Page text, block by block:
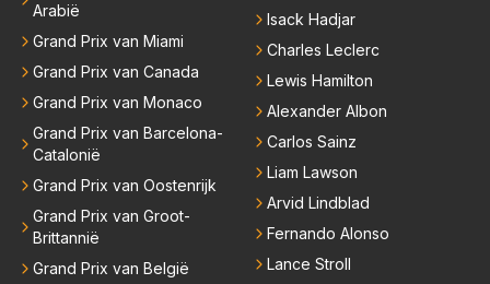
Arabië
Grand Prix van Miami
Grand Prix van Canada
Grand Prix van Monaco
Grand Prix van Barcelona-
Catalonië
Grand Prix van Oostenrijk
Grand Prix van Groot-
Brittannië
Grand Prix van België
Isack Hadjar
Charles Leclerc
Lewis Hamilton
Alexander Albon
Carlos Sainz
Liam Lawson
Arvid Lindblad
Fernando Alonso
Lance Stroll